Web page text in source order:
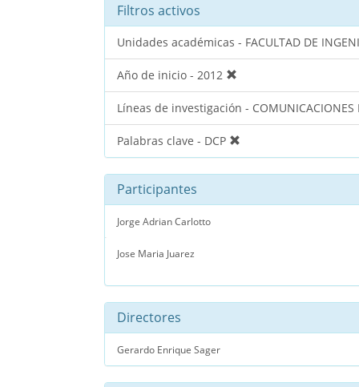
Filtros activos
Unidades académicas - FACULTAD DE
Año de inicio - 2012
Líneas de investigación - COMUNICACIONES
Palabras clave - DCP
Participantes
Jorge Adrian Carlotto
Jose Maria Juarez
Directores
Gerardo Enrique Sager